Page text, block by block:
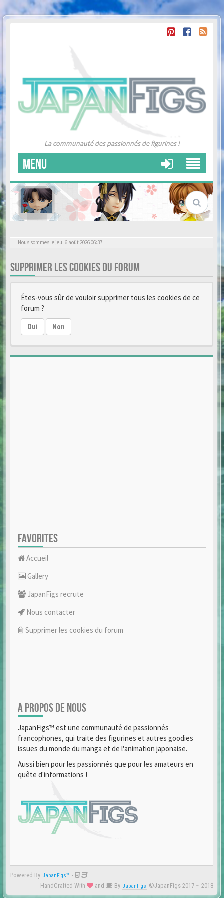
La communauté des passionnés de figurines !
MENU
Nous sommes le jeu. 6 août 2026 06:37
SUPPRIMER LES COOKIES DU FORUM
Êtes-vous sûr de vouloir supprimer tous les cookies de ce
forum ?
Oui Non
FAVORITES
Accueil
Gallery
JapanFigs recrute
Nous contacter
Supprimer les cookies du forum
A PROPOS DE NOUS
JapanFigs™ est une communauté de passionnés
francophones, qui traite des figurines et autres goodies
issues du monde du manga et de l'animation japonaise.
Aussi bien pour les passionnés que pour les amateurs en
quête d'informations !
Powered By JapanFigs™ -
HandCrafted With
and By JapanFigs ©JapanFigs 2017 ~ 2018